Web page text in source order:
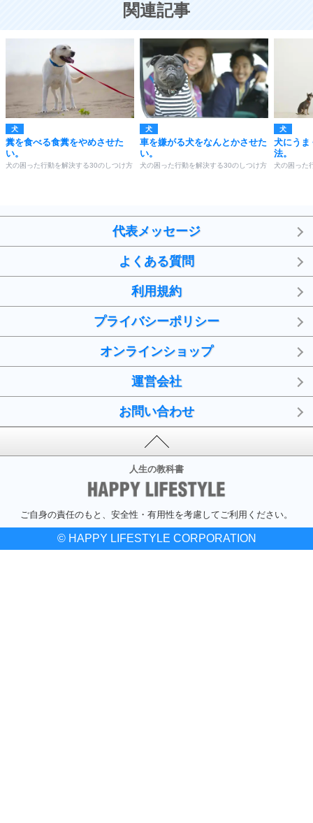
関連記事
犬
糞を食べる食糞をやめさせた
い。
犬の困った行動を解決する30のしつけ方
犬
車を嫌がる犬をなんとかさせた
い。
犬の困った行動を解決する30のしつけ方
犬
犬にうま
法。
犬の困った
代表メッセージ
よくある質問
利用規約
プライバシーポリシー
オンラインショップ
運営会社
お問い合わせ
人生の教科書
ご自身の責任のもと、安全性・有用性を考慮してご利用ください。
© HAPPY LIFESTYLE CORPORATION